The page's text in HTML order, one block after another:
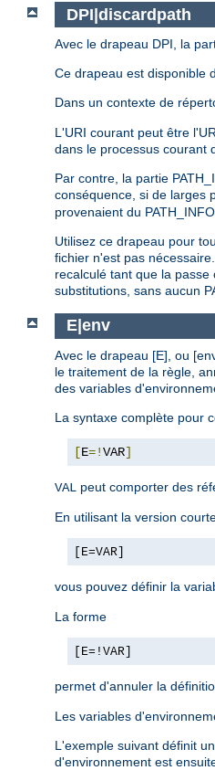
DPI|discardpath
Avec le drapeau DPI, la
Ce drapeau est disponible
Dans un contexte de
L'URI courant peut être
dans le processus courant
Par contre, la partie
conséquence, si de larges
provenaient du
Utilisez ce drapeau pour
fichier n'est pas
recalculé tant que la
substitutions, sans aucun
E|env
Avec le drapeau [E], ou
le traitement de la règle,
des variables
La syntaxe complète pour
[E=!VAR]
VAL peut comporter des
En utilisant la version
[E=VAR]
vous pouvez définir la
La forme
[E=!VAR]
permet d'annuler la
Les variables
L'exemple suivant définit
d'environnement est